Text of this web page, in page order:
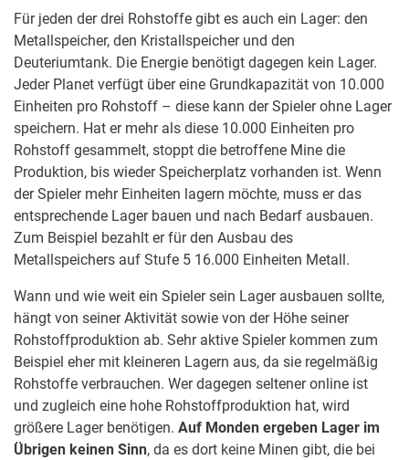
Für jeden der drei Rohstoffe gibt es auch ein Lager: den
Metallspeicher, den Kristallspeicher und den
Deuteriumtank. Die Energie benötigt dagegen kein Lager.
Jeder Planet verfügt über eine Grundkapazität von 10.000
Einheiten pro Rohstoff – diese kann der Spieler ohne Lager
speichern. Hat er mehr als diese 10.000 Einheiten pro
Rohstoff gesammelt, stoppt die betroffene Mine die
Produktion, bis wieder Speicherplatz vorhanden ist. Wenn
der Spieler mehr Einheiten lagern möchte, muss er das
entsprechende Lager bauen und nach Bedarf ausbauen.
Zum Beispiel bezahlt er für den Ausbau des
Metallspeichers auf Stufe 5 16.000 Einheiten Metall.
Wann und wie weit ein Spieler sein Lager ausbauen sollte,
hängt von seiner Aktivität sowie von der Höhe seiner
Rohstoffproduktion ab. Sehr aktive Spieler kommen zum
Beispiel eher mit kleineren Lagern aus, da sie regelmäßig
Rohstoffe verbrauchen. Wer dagegen seltener online ist
und zugleich eine hohe Rohstoffproduktion hat, wird
größere Lager benötigen. Auf Monden ergeben Lager im
Übrigen keinen Sinn, da es dort keine Minen gibt, die bei